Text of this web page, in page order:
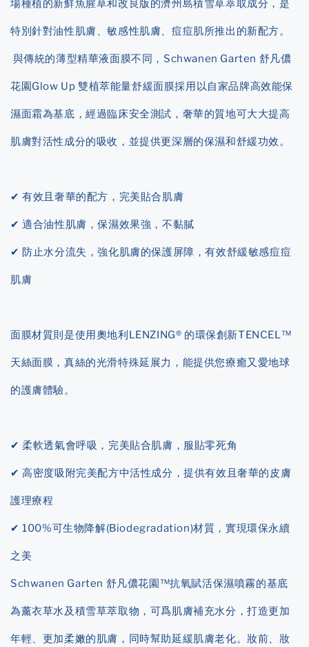
場種植的新鮮魚腥草和改良版的濟州島積雪草萃取成分，是
特別針對油性肌膚、敏感性肌膚、痘痘肌所推出的新配方。
與傳統的薄型精華液面膜不同，Schwanen Garten 舒凡儂
花園Glow Up 雙植萃能量舒緩面膜採用以自家品牌高效能保
濕面霜為基底，經過臨床安全測試，奢華的質地可大大提高
肌膚對活性成分的吸收，並提供更深層的保濕和舒緩功效。
✔ 有效且奢華的配方，完美貼合肌膚
✔ 適合油性肌膚，保濕效果強，不黏膩
✔ 防止水分流失，強化肌膚的保護屏障，有效舒緩敏感痘痘
肌膚
面膜材質則是使用奧地利LENZING® 的環保創新TENCEL™
天絲面膜，真絲的光滑特殊延展力，能提供您療癒又愛地球
的護膚體驗。
✔ 柔軟透氣會呼吸，完美貼合肌膚，服貼零死角
✔ 高密度吸附完美配方中活性成分，提供有效且奢華的皮膚
護理療程
✔ 100%可生物降解(Biodegradation)材質，實現環保永續
之美
Schwanen Garten 舒凡儂花園™抗氧賦活保濕噴霧的基底
為薰衣草水及積雪草萃取物，可爲肌膚補充水分，打造更加
年輕、更加柔嫩的肌膚，同時幫助延緩肌膚老化。妝前、妝